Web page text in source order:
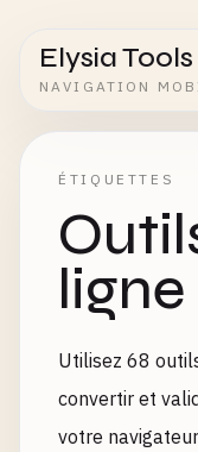
Elysia Tools
NAVIGATION
ÉTIQUETTES
ligne
Utilisez 68
convertir et
votre